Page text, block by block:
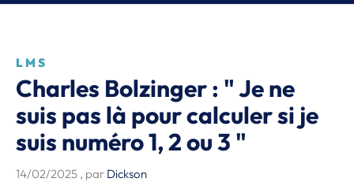
LMS
Charles Bolzinger : " Je ne
suis pas là pour calculer si je
suis numéro 1, 2 ou 3 "
14/02/2025 , par Dickson